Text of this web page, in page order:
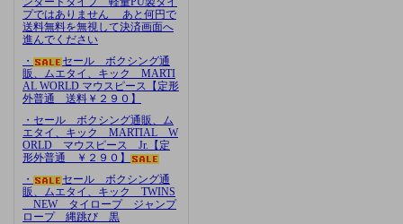
プではありません あと何円で
送料無料を無視して決済画面へ
進んでください
・
セール ボクシング通
販、ムエタイ、キック MARTI
AL WORLD マウスピース【定形
外普通 送料￥２９０】
・セール ボクシング通販、ム
エタイ、キック MARTIAL W
ORLD マウスピース Jr.【定
形外普通 ￥２９０】
・
セール ボクシング通
販、ムエタイ、キック TWINS
NEW タイロープ ジャンプ
ロープ 縄跳び 黒